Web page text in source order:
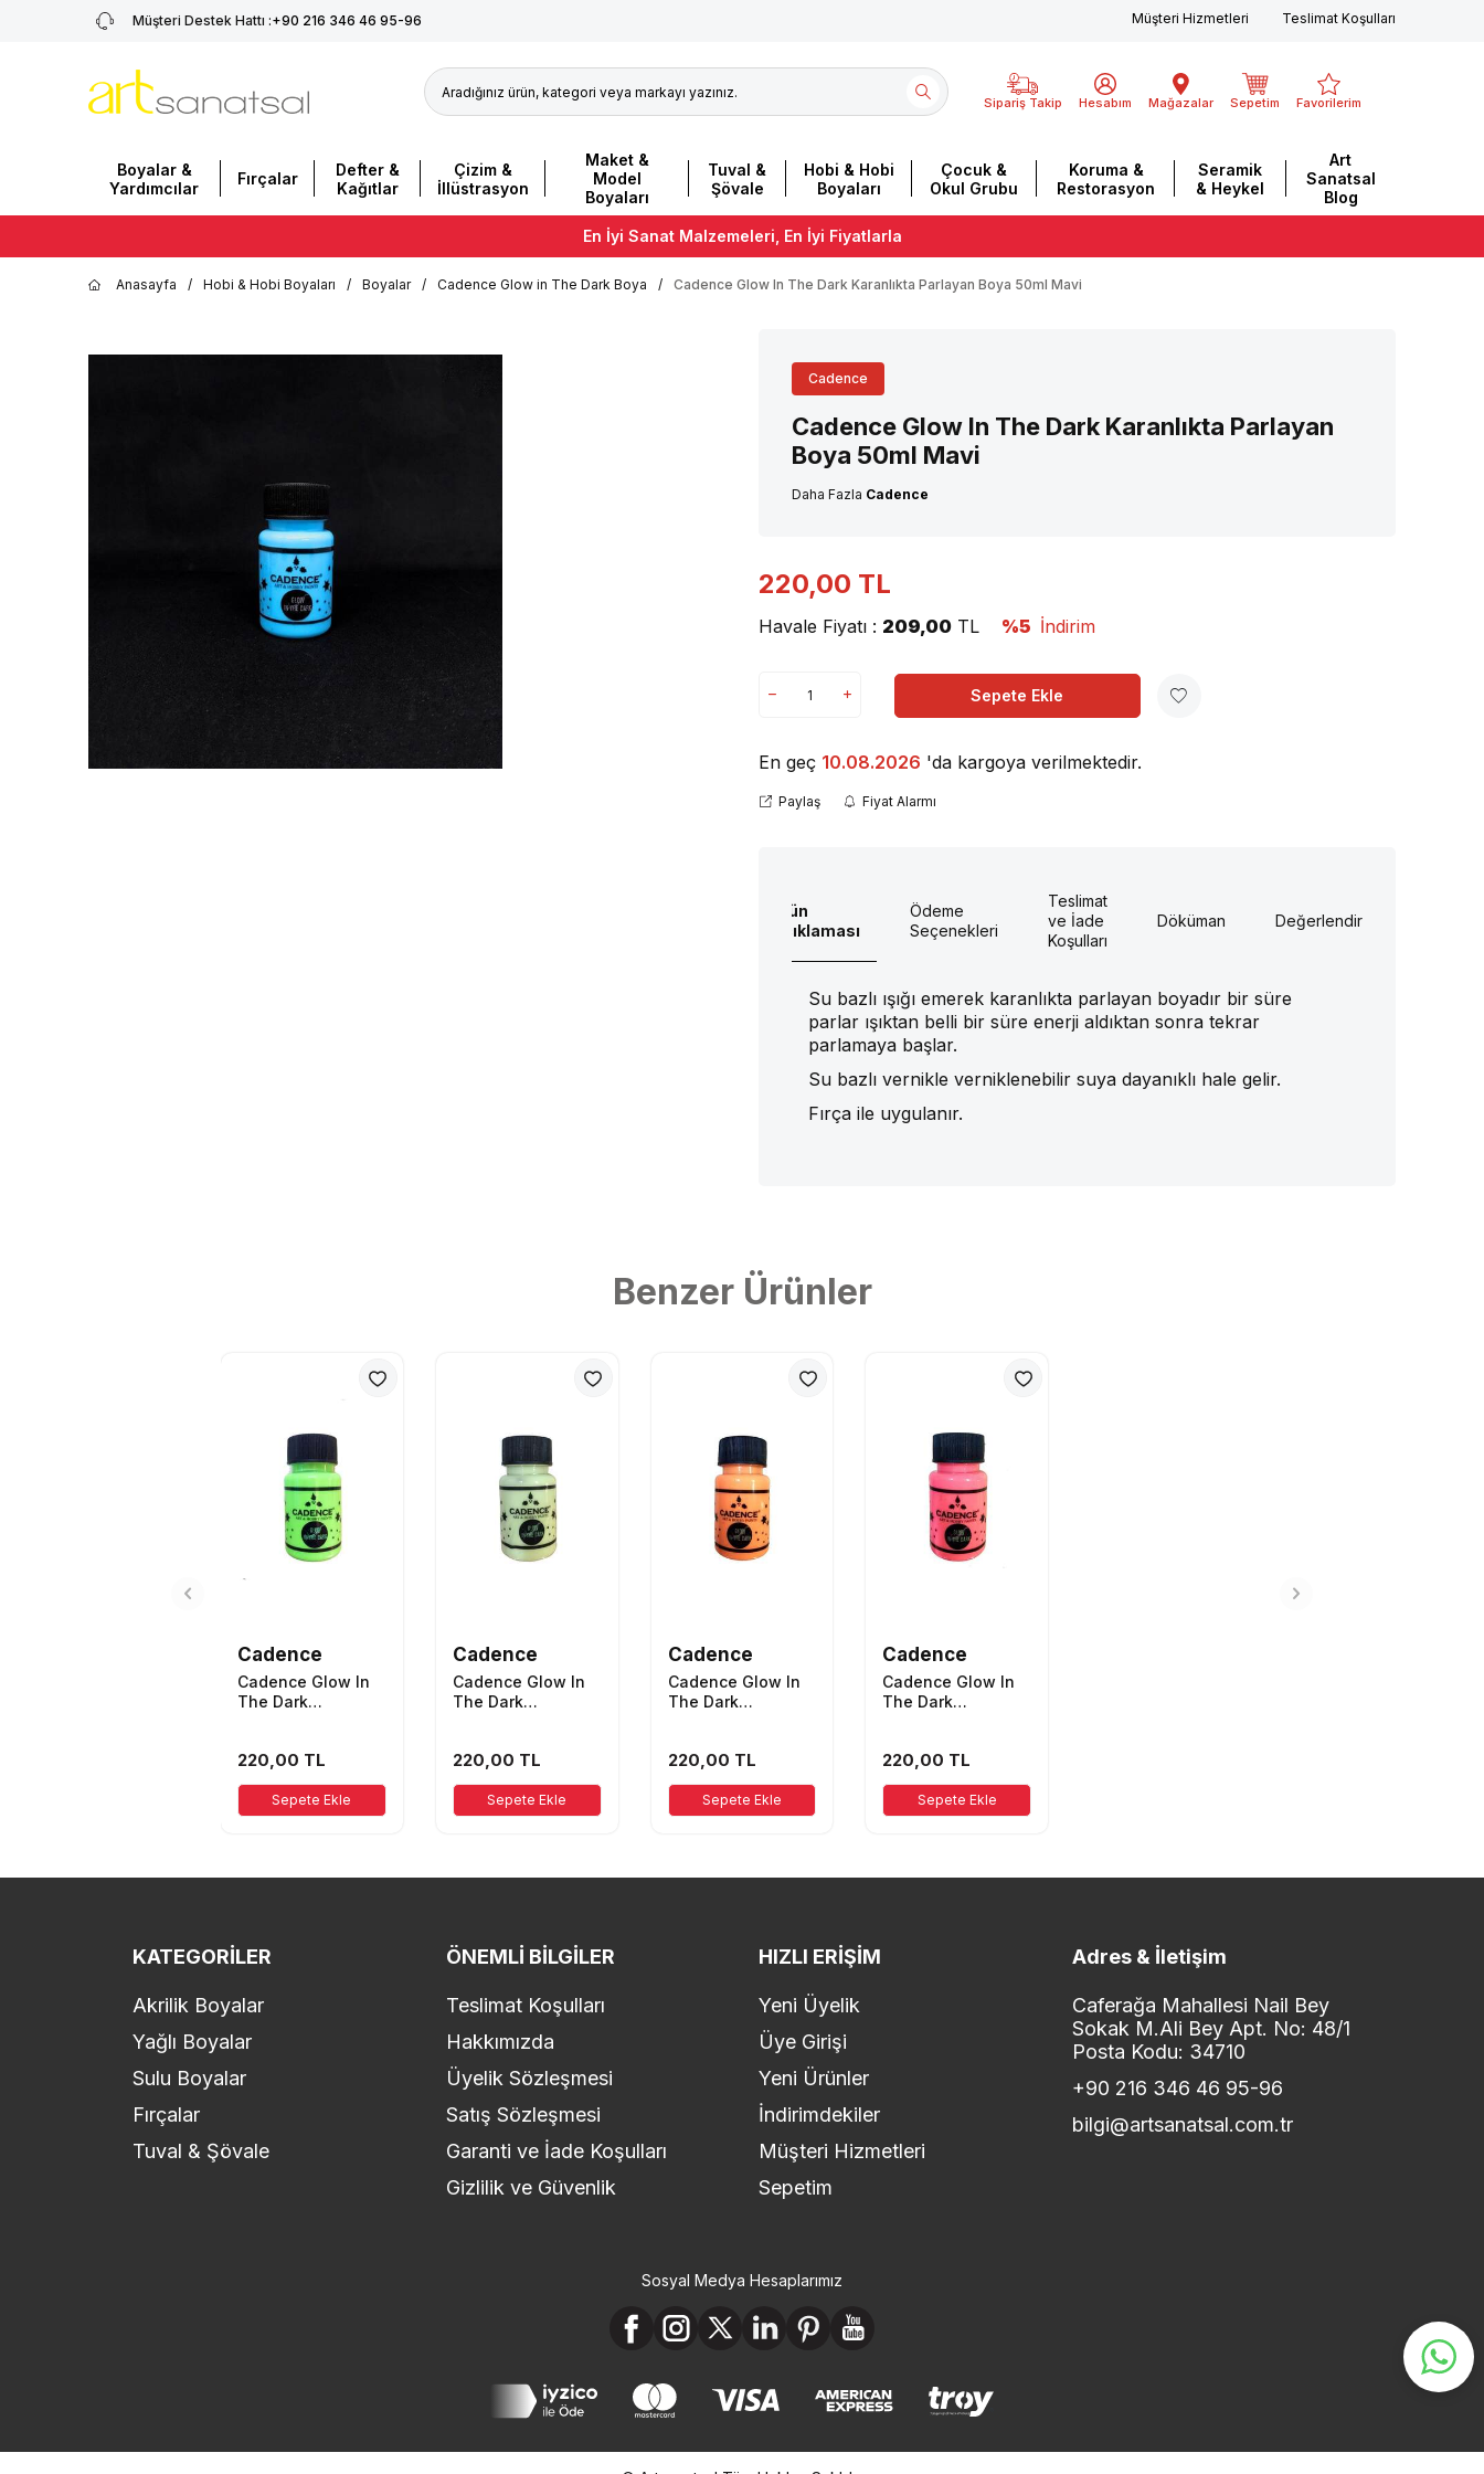
Müşteri Destek Hattı :+90 216 346 46 95-96 Müşteri Hizmetleri Teslimat Koşulları
Sipariş Takip Hesabım Mağazalar Sepetim Favorilerim
Boyalar &
Yardımcılar
Fırçalar
Defter &
Kağıtlar
Çizim &
İllüstrasyon
Maket &
Model
Boyaları
Tuval &
Şövale
Hobi & Hobi
Boyaları
Çocuk &
Okul Grubu
Koruma &
Restorasyon
Seramik
& Heykel
Art
Sanatsal
Blog
En İyi Sanat Malzemeleri, En İyi Fiyatlarla
Anasayfa / Hobi & Hobi Boyaları / Boyalar / Cadence Glow in The Dark Boya / Cadence Glow In The Dark Karanlıkta Parlayan Boya 50ml Mavi
Cadence
Cadence Glow In The Dark Karanlıkta Parlayan
Boya 50ml Mavi
Daha Fazla Cadence
220,00 TL
Havale Fiyatı : 209,00 TL %5 İndirim
Sepete Ekle
En geç 10.08.2026 'da kargoya verilmektedir.
Paylaş Fiyat Alarmı
Ürün
Açıklaması
Ödeme
Seçenekleri
Teslimat
ve İade
Koşulları
Döküman Değerlendirme
Su bazlı ışığı emerek karanlıkta parlayan boyadır bir süre
parlar ışıktan belli bir süre enerji aldıktan sonra tekrar
parlamaya başlar.
Su bazlı vernikle verniklenebilir suya dayanıklı hale gelir.
Fırça ile uygulanır.
Benzer Ürünler
Cadence
Cadence Glow In
The Dark
50ml Koyu Yeşil
220,00 TL
Sepete Ekle
Cadence
Cadence Glow In
The Dark
50ml Naturel Yeşil
220,00 TL
Sepete Ekle
Cadence
Cadence Glow In
The Dark
50ml Turuncu
220,00 TL
Sepete Ekle
Cadence
Cadence Glow In
The Dark
50ml Pembe
220,00 TL
Sepete Ekle
KATEGORILER
Akrilik Boyalar
Yağlı Boyalar
Sulu Boyalar
Fırçalar
Tuval & Şövale
ÖNEMLI BILGILER
Teslimat Koşulları
Hakkımızda
Üyelik Sözleşmesi
Satış Sözleşmesi
Garanti ve İade Koşulları
Gizlilik ve Güvenlik
HIZLI ERIŞIM
Yeni Üyelik
Üye Girişi
Yeni Ürünler
İndirimdekiler
Müşteri Hizmetleri
Sepetim
Adres & İletişim
Caferağa Mahallesi Nail Bey
Sokak M.Ali Bey Apt. No: 48/1
Posta Kodu: 34710
+90 216 346 46 95-96
bilgi@artsanatsal.com.tr
Sosyal Medya Hesaplarımız